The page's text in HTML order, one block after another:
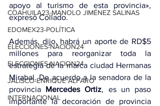
COAHUILA23-MANOLO JIMÉNEZ SALINAS
EDOMEX23-POLÍTICA
ELECCIONES-NACION24
ELECCIONES-NACION24
JALISCO-ENRIQUE ALFARO
INTERNACIONAL
apoyo al turismo de esta provincia»,
expresó Collado.
Además, dijo, habrá un aporte de RD$5
millones para reorganizar toda la
estrategia de la marca ciudad Hermanas
Mirabal. De acuerdo a la senadora de la
provincia Mercedes Ortiz, es un paso
importante la decoración de provincia